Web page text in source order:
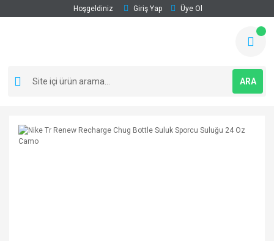
Hoşgeldiniz Giriş Yap Üye Ol
ARA